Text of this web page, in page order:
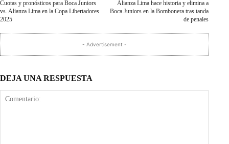
Cuotas y pronósticos para Boca Juniors
vs. Alianza Lima en la Copa Libertadores
2025
Alianza Lima hace historia y elimina a
Boca Juniors en la Bombonera tras tanda
de penales
- Advertisement -
DEJA UNA RESPUESTA